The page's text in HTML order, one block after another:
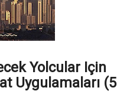
Yolcular Için
Uygulamaları (5